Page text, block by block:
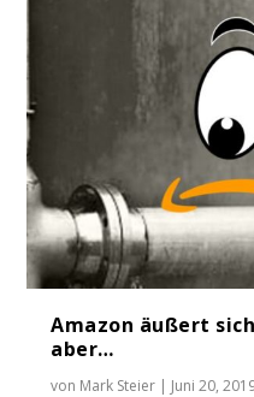
Amazon
angekommen – die...
Schnell reich
Erfol...
Amazon äußert
aber…
von Mark Steier | Juni 20,